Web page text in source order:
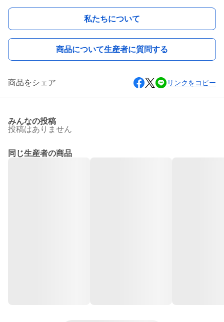
私たちについて
商品について生産者に質問する
商品をシェア リンクをコピー
みんなの投稿
投稿はありません
同じ生産者の商品